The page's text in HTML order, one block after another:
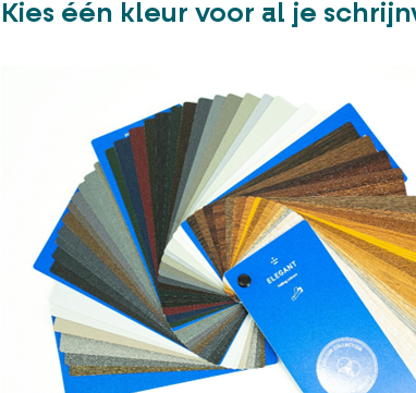
Kies één kleur voor al je